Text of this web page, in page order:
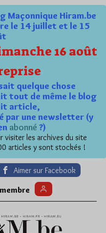
Maçonnique Hiram.be
le 14 juillet et le 15
16 août
quelque chose
tout de même le blog
article,
par une newsletter (y
abonné ?)
visiter les archives du site
articles y sont stockés !
Aimer sur Facebook